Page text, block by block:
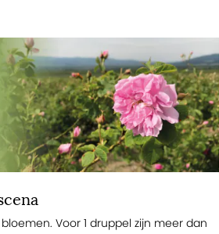
Voor 1 druppel zijn meer dan